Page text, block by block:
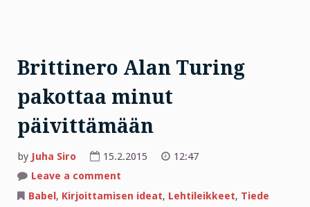
Brittinero Alan Turing
pakottaa minut
päivittämään
by Juha Siro 15.2.2015
12:47
Leave a comment
Alan
Babel , Kirjoittamisen ideat, Lehtileikkeet, Tiede